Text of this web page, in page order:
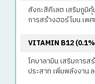
สังกะสีคีเลต เสริมภูมิ
การสร้างฮอร์โมน เพ
VITAMIN B12
โคบาลามิน เสริมการส
ประสาท เพิ่มพลังงาน